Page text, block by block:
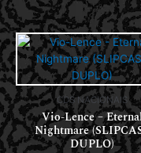
CDS NACIONAIS
Vio-Lence –
Nightmare
DUPLO)